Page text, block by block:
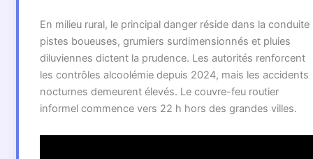
En milieu rural, le principal danger réside dans la conduite
pistes boueuses, grumiers surdimensionnés et pluies
diluviennes dictent la prudence. Les autorités renforcent
les contrôles alcoolémie depuis 2024, mais les accidents
nocturnes demeurent élevés. Le couvre-feu routier
informel commence vers 22 h hors des grandes villes.